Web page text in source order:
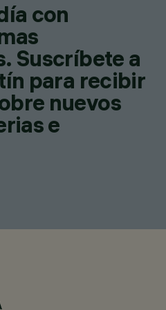
con
Suscríbete a
para recibir
nuevos
e